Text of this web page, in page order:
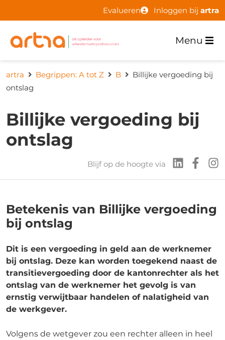
Evalueren Inloggen bij artra
Menu
artra Begrippen: A tot Z B
Billijke vergoeding bij
ontslag
Billijke vergoeding bij
ontslag
Blijf op de hoogte via
Betekenis van Billijke vergoeding
bij ontslag
Dit is een vergoeding in geld aan de werknemer
bij ontslag. Deze kan worden toegekend naast de
transitievergoeding door de kantonrechter als het
ontslag van de werknemer het gevolg is van
ernstig verwijtbaar handelen of nalatigheid van
de werkgever.
Volgens de wetgever zou een rechter alleen in heel